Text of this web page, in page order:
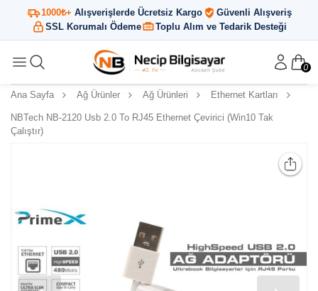
1000₺+ Alışverişlerde Ücretsiz Kargo
Güvenli Alışveriş
SSL Korumalı Ödeme
Toplu Alım ve Tedarik Desteği
0
Ana Sayfa Ağ Ürünler Ağ Ürünleri Ethernet Kartları
NBTech NB-2120 Usb 2.0 To RJ45 Ethernet Çevirici (Win10 Tak
Çalıştır)